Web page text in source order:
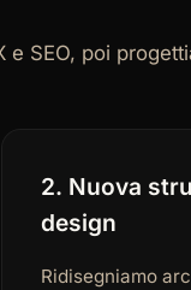
SEO, poi
2. Nuova
design
Ridisegniamo